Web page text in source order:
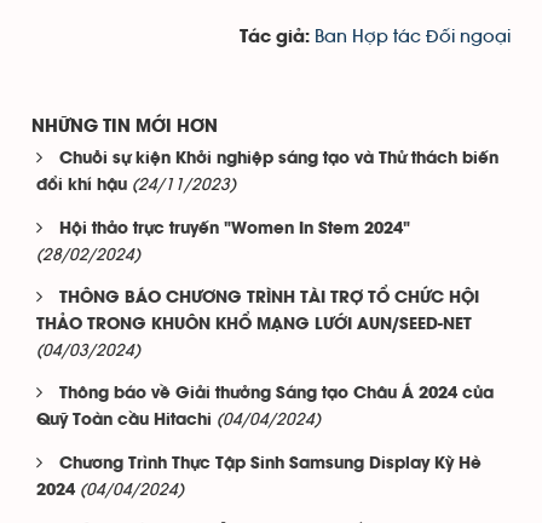
Tác giả: Ban Hợp tác Đối ngoại
NHỮNG TIN MỚI HƠN
Chuỗi sự kiện Khởi nghiệp sáng tạo và Thử thách biến
đổi khí hậu (24/11/2023)
Hội thảo trực truyến "Women In Stem 2024"
(28/02/2024)
THÔNG BÁO CHƯƠNG TRÌNH TÀI TRỢ TỔ CHỨC HỘI
THẢO TRONG KHUÔN KHỔ MẠNG LƯỚI AUN/SEED-NET
(04/03/2024)
Thông báo về Giải thưởng Sáng tạo Châu Á 2024 của
Quỹ Toàn cầu Hitachi (04/04/2024)
Chương Trình Thực Tập Sinh Samsung Display Kỳ Hè
2024 (04/04/2024)